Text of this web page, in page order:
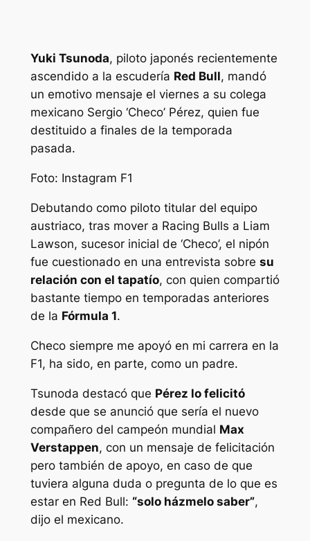
Yuki Tsunoda, piloto japonés recientemente
ascendido a la escudería Red Bull, mandó
un emotivo mensaje el viernes a su colega
mexicano Sergio ‘Checo’ Pérez, quien fue
destituido a finales de la temporada
pasada.
Foto: Instagram F1
Debutando como piloto titular del equipo
austriaco, tras mover a Racing Bulls a Liam
Lawson, sucesor inicial de ‘Checo’, el nipón
fue cuestionado en una entrevista sobre su
relación con el tapatío, con quien compartió
bastante tiempo en temporadas anteriores
de la Fórmula 1.
Checo siempre me apoyó en mi carrera en la
F1, ha sido, en parte, como un padre.
Tsunoda destacó que Pérez lo felicitó
desde que se anunció que sería el nuevo
compañero del campeón mundial Max
Verstappen, con un mensaje de felicitación
pero también de apoyo, en caso de que
tuviera alguna duda o pregunta de lo que es
estar en Red Bull: “solo házmelo saber”,
dijo el mexicano.